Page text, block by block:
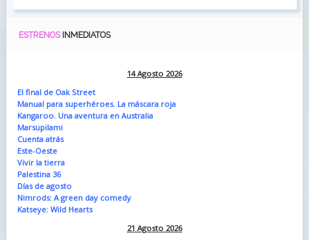
ESTRENOS INMEDIATOS
14 Agosto 2026
El final de Oak Street
Manual para superhéroes. La máscara roja
Kangaroo. Una aventura en Australia
Marsupilami
Cuenta atrás
Este-Oeste
Vivir la tierra
Palestina 36
Días de agosto
Nimrods: A green day comedy
Katseye: Wild Hearts
21 Agosto 2026